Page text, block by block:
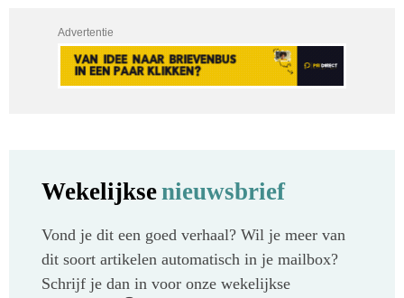
Advertentie
Wekelijksenieuwsbrief
Vond je dit een goed verhaal? Wil je meer van
dit soort artikelen automatisch in je mailbox?
Schrijf je dan in voor onze wekelijkse